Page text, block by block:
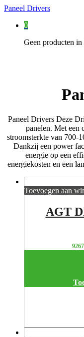
Paneel Drivers
0
Geen producten
Paneel Drivers Deze
panelen. Met een
stroomsterkte van 700-
Dankzij een power
energie op een
energiekosten en een
Toevoegen aan
AGT